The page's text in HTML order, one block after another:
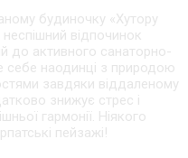
будиночку «Хутору
відпочинок
до активного санаторно-
себе наодинці з природою
завдяки віддаленому
знижує стрес і
гармонії. Ніякого
пейзажі!